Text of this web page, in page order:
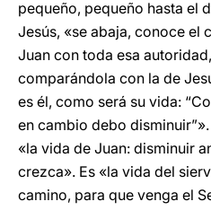
pequeño, pequeño hasta el
Jesús, «se abaja, conoce el
Juan con toda esa
comparándola con la de
es él, como será su vida:
en cambio debo
«la vida de Juan: disminuir
crezca». Es «la vida del
camino, para que venga el